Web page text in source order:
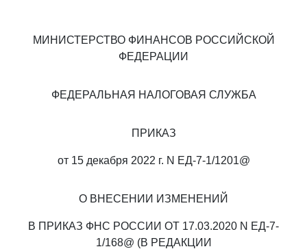
МИНИСТЕРСТВО ФИНАНСОВ РОССИЙСКОЙ
ФЕДЕРАЦИИ
ФЕДЕРАЛЬНАЯ НАЛОГОВАЯ СЛУЖБА
ПРИКАЗ
от 15 декабря 2022 г. N ЕД-7-1/1201@
О ВНЕСЕНИИ ИЗМЕНЕНИЙ
В ПРИКАЗ ФНС РОССИИ ОТ 17.03.2020 N ЕД-7-
1/168@ (В РЕДАКЦИИ